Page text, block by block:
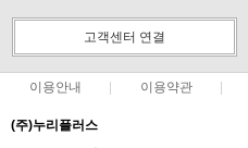
고객센터 연결
이용안내 이용약관
(주)누리플러스